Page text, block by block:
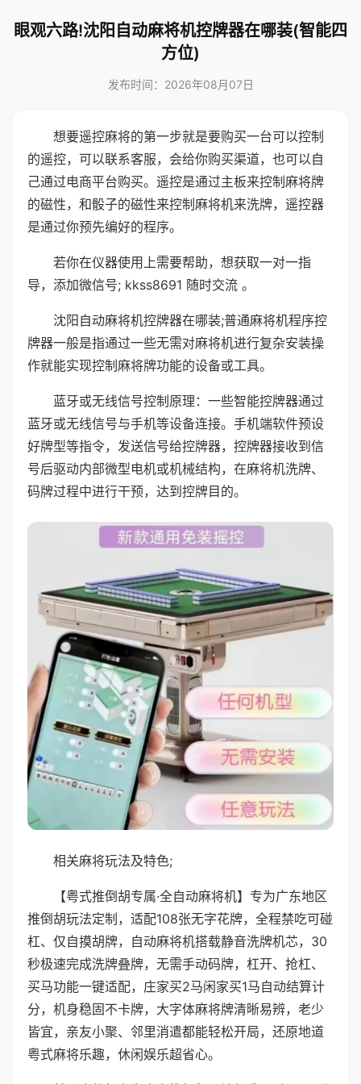
眼观六路!沈阳自动麻将机控牌器在哪装(智能四
方位)
发布时间：2026年08月07日
想要遥控麻将的第一步就是要购买一台可以控制
的遥控，可以联系客服，会给你购买渠道，也可以自
己通过电商平台购买。遥控是通过主板来控制麻将牌
的磁性，和骰子的磁性来控制麻将机来洗牌，遥控器
是通过你预先编好的程序。
若你在仪器使用上需要帮助，想获取一对一指
导，添加微信号; kkss8691 随时交流 。
沈阳自动麻将机控牌器在哪装;普通麻将机程序控
牌器一般是指通过一些无需对麻将机进行复杂安装操
作就能实现控制麻将牌功能的设备或工具。
蓝牙或无线信号控制原理：一些智能控牌器通过
蓝牙或无线信号与手机等设备连接。手机端软件预设
好牌型等指令，发送信号给控牌器，控牌器接收到信
号后驱动内部微型电机或机械结构，在麻将机洗牌、
码牌过程中进行干预，达到控牌目的。
相关麻将玩法及特色;
【粤式推倒胡专属·全自动麻将机】专为广东地区
推倒胡玩法定制，适配108张无字花牌，全程禁吃可碰
杠、仅自摸胡牌，自动麻将机搭载静音洗牌机芯，30
秒极速完成洗牌叠牌，无需手动码牌，杠开、抢杠、
买马功能一键适配，庄家买2马闲家买1马自动结算计
分，机身稳固不卡牌，大字体麻将牌清晰易辨，老少
皆宜，亲友小聚、邻里消遣都能轻松开局，还原地道
粤式麻将乐趣，休闲娱乐超省心。